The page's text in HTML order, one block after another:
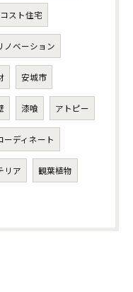
スト住宅
ノベーション
安城市
漆喰 アトピー
ーディネート
リア 観葉植物